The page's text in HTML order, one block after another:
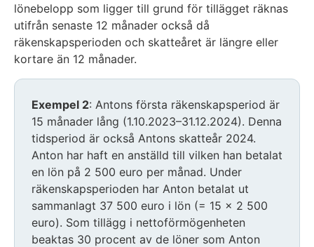
lönebelopp som ligger till grund för tillägget räknas
utifrån senaste 12 månader också då
räkenskapsperioden och skatteåret är längre eller
kortare än 12 månader.
Exempel 2: Antons första räkenskapsperiod är
15 månader lång (1.10.2023–31.12.2024). Denna
tidsperiod är också Antons skatteår 2024.
Anton har haft en anställd till vilken han betalat
en lön på 2 500 euro per månad. Under
räkenskapsperioden har Anton betalat ut
sammanlagt 37 500 euro i lön (= 15 x 2 500
euro). Som tillägg i nettoförmögenheten
beaktas 30 procent av de löner som Anton